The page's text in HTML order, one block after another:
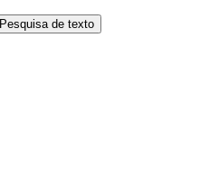
Pesquisa de texto